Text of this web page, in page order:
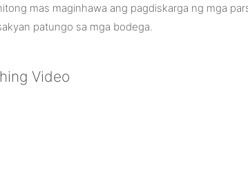
mas maginhawa ang pagdiskarga ng mga
patungo sa mga bodega.
Video